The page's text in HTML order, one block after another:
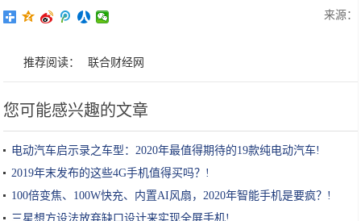
来源：
推荐阅读： 联合财经网
您可能感兴趣的文章
电动汽车启示录之车型：2020年最值得期待的19款纯电动汽车!
2019年末发布的这些4G手机值得买吗？!
100倍变焦、100W快充、内置AI风扇，2020年智能手机是要疯？!
三星想方设法放弃缺口设计来实现全屏手机!